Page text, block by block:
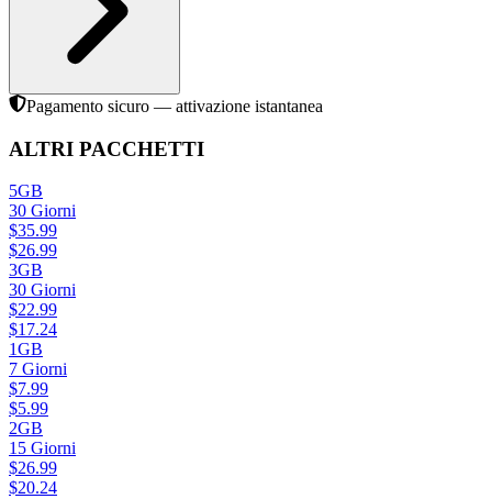
Pagamento sicuro — attivazione istantanea
ALTRI PACCHETTI
5GB
30 Giorni
$35.99
$26.99
3GB
30 Giorni
$22.99
$17.24
1GB
7 Giorni
$7.99
$5.99
2GB
15 Giorni
$26.99
$20.24